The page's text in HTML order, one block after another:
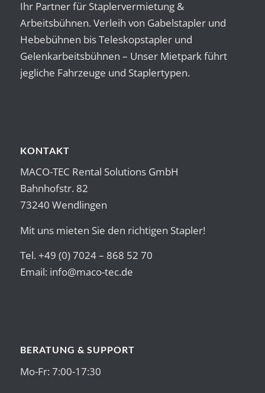
Ihr Partner für Staplervermietung &
Arbeitsbühnen. Verleih von Gabelstapler und
Hebebühnen bis Teleskopstapler und
Gelenkarbeitsbühnen – Unser Mietpark führt
jegliche Fahrzeuge und Staplertypen.
KONTAKT
MACO-TEC Rental Solutions GmbH
Bahnhofstr. 82
73240 Wendlingen
Mit uns mieten Sie den richtigen Stapler!
Tel. +49 (0) 7024 – 868 52 70
Email: info@maco-tec.de
BERATUNG & SUPPORT
Mo-Fr: 7:00-17:30